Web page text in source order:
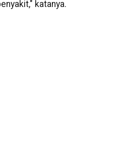
katanya.